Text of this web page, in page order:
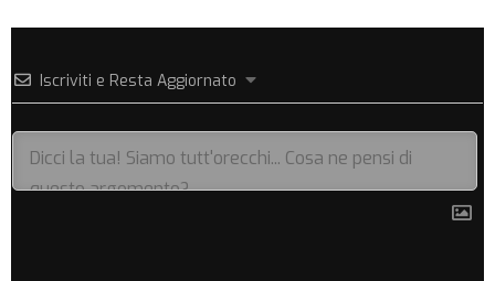
Iscriviti e Resta Aggiornato